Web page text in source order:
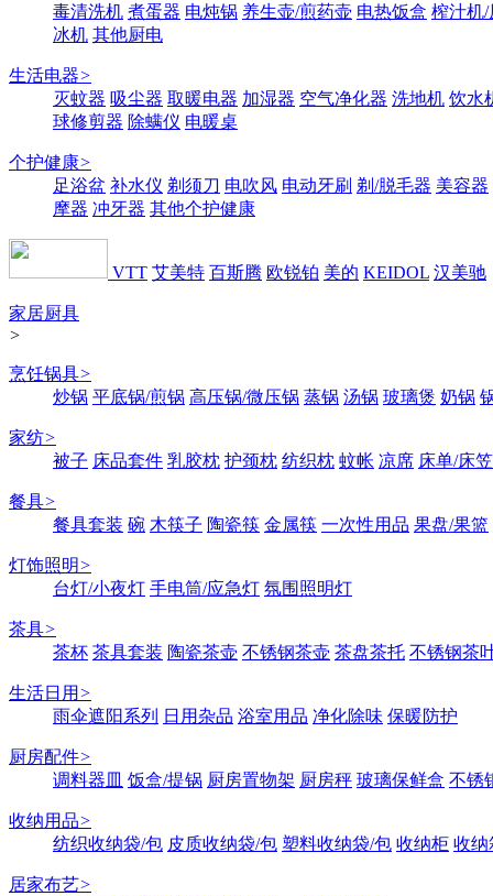
毒清洗机 煮蛋器 电炖锅 养生壶/煎药壶 电热饭盒 榨汁机/
冰机 其他厨电
生活电器>
灭蚊器 吸尘器 取暖电器 加湿器 空气净化器 洗地机 饮水
球修剪器 除螨仪 电暖桌
个护健康>
足浴盆 补水仪 剃须刀 电吹风 电动牙刷 剃/脱毛器 美容器
摩器 冲牙器 其他个护健康
VTT 艾美特 百斯腾 欧锐铂 美的 KEIDOL 汉美驰
家居厨具
>
烹饪锅具>
炒锅 平底锅/煎锅 高压锅/微压锅 蒸锅 汤锅 玻璃煲 奶锅
家纺>
被子 床品套件 乳胶枕 护颈枕 纺织枕 蚊帐 凉席 床单/床笠
餐具>
餐具套装 碗 木筷子 陶瓷筷 金属筷 一次性用品 果盘/果篮
灯饰照明>
台灯/小夜灯 手电筒/应急灯 氛围照明灯
茶具>
茶杯 茶具套装 陶瓷茶壶 不锈钢茶壶 茶盘茶托 不锈钢茶
生活日用 >
雨伞遮阳系列
日用杂品 浴室用品 净化除味 保暖防护
厨房配件>
调料器皿 饭盒/提锅 厨房置物架 厨房秤 玻璃保鲜盒 不锈
收纳用品>
纺织收纳袋/包 皮质收纳袋/包 塑料收纳袋/包 收纳柜 收纳
居家布艺>